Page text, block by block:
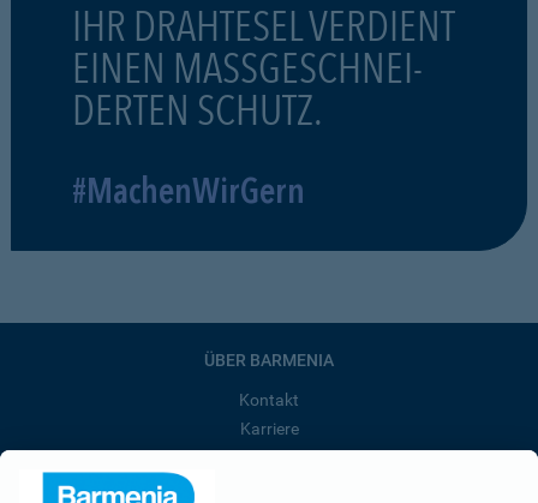
IHR DRAHTESEL VERDIENT
EINEN MASSGESCHNEI-
DERTEN SCHUTZ.
#MachenWirGern
ÜBER BARMENIA
Kontakt
Karriere